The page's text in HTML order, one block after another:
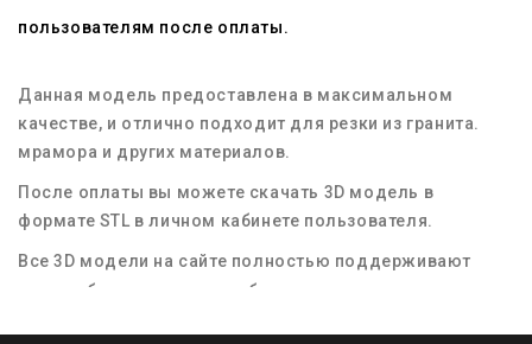
пользователям после оплаты.
Данная модель предоставлена в максимальном
качестве, и отлично подходит для резки из гранита.
мрамора и других материалов.
После оплаты вы можете скачать 3D модель в
формате STL в личном кабинете пользователя.
Все 3D модели на сайте полностью поддерживают
масштабирование для любых размеров заготовок